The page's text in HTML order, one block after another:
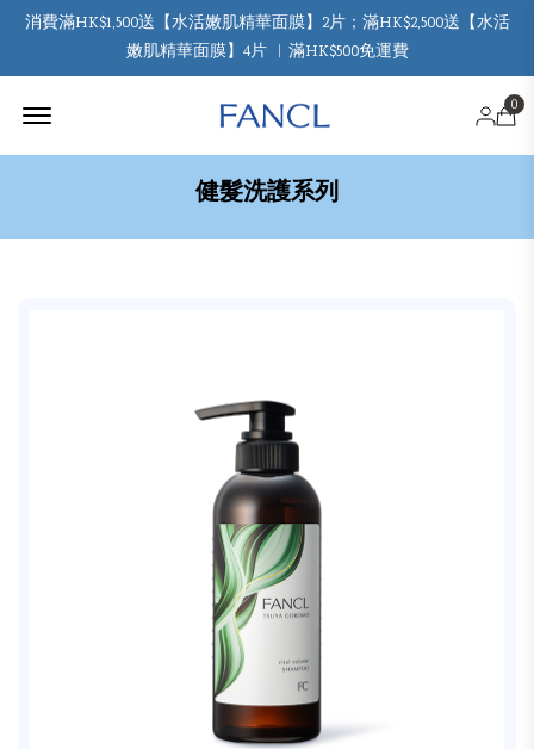
消費滿HK$1,500送【水活嫩肌精華面膜】2片；滿HK$2,500送【水活
嫩肌精華面膜】4片 ︳滿HK$500免運費
0
健髮洗護系列